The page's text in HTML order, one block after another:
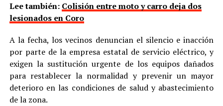
Lee también: Colisión entre moto y carro deja dos
lesionados en Coro
A la fecha, los vecinos denuncian el silencio e inacción
por parte de la empresa estatal de servicio eléctrico, y
exigen la sustitución urgente de los equipos dañados
para restablecer la normalidad y prevenir un mayor
deterioro en las condiciones de salud y abastecimiento
de la zona.